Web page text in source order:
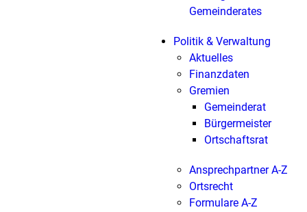
Gemeinderates
Politik & Verwaltung
Aktuelles
Finanzdaten
Gremien
Gemeinderat
Bürgermeister
Ortschaftsrat
Ansprechpartner A-Z
Ortsrecht
Formulare A-Z